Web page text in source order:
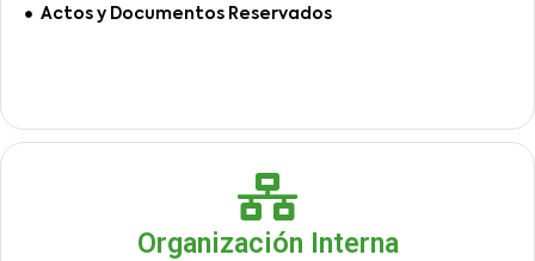
Actos y Documentos Reservados
Organización Interna